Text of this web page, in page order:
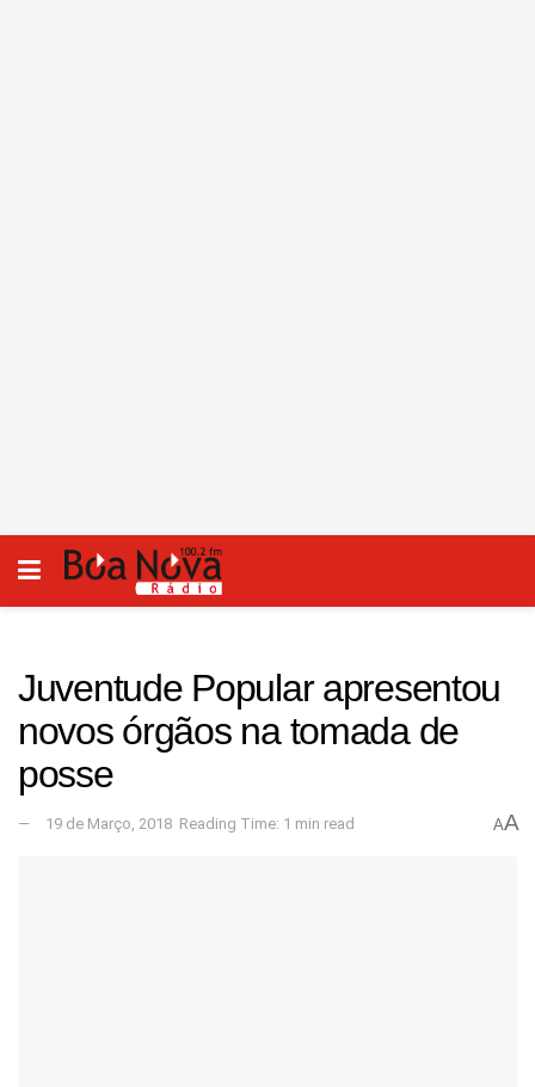
Juventude Popular apresentou
novos órgãos na tomada de
posse
19 de Março, 2018 Reading Time: 1 min read AA